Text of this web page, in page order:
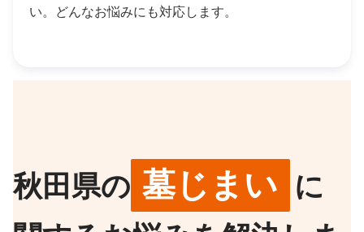
い。どんなお悩みにも対応します。
秋田県の 墓じまい に